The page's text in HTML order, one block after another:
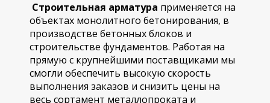
Строительная арматура применяется на
объектах монолитного бетонирования, в
производстве бетонных блоков и
строительстве фундаментов. Работая на
прямую с крупнейшими поставщиками мы
смогли обеспечить высокую скорость
выполнения заказов и снизить цены на
весь сортамент металлопроката и